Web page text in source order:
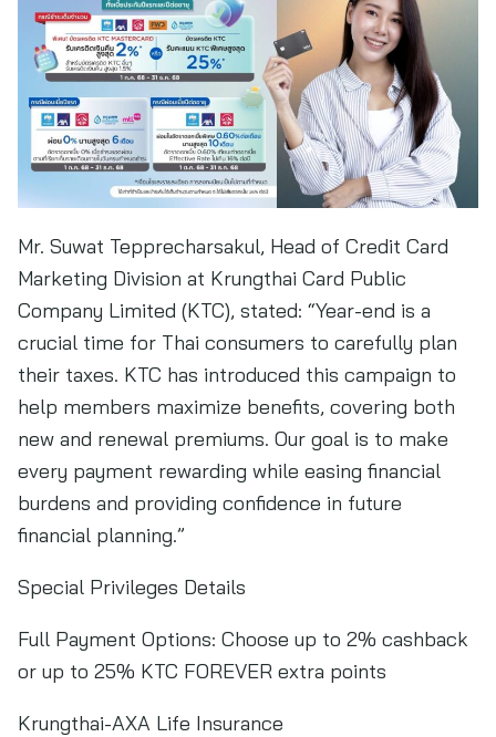
Mr. Suwat Tepprecharsakul, Head of Credit Card
Marketing Division at Krungthai Card Public
Company Limited (KTC), stated: “Year-end is a
crucial time for Thai consumers to carefully plan
their taxes. KTC has introduced this campaign to
help members maximize benefits, covering both
new and renewal premiums. Our goal is to make
every payment rewarding while easing financial
burdens and providing confidence in future
financial planning.”
Special Privileges Details
Full Payment Options: Choose up to 2% cashback
or up to 25% KTC FOREVER extra points
Krungthai-AXA Life Insurance